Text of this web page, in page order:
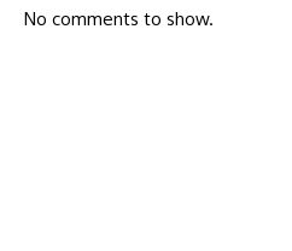
No comments to show.